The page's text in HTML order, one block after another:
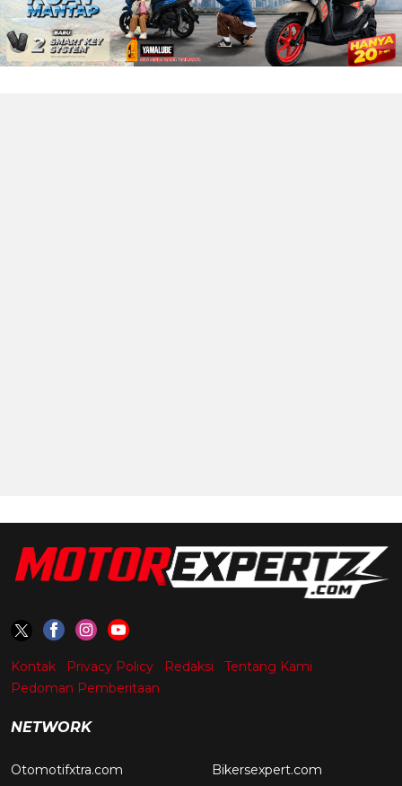
Kontak Privacy Policy Redaksi
Tentang Kami
Pedoman Pemberitaan
NETWORK
Otomotifxtra.com Bikersexpert.com